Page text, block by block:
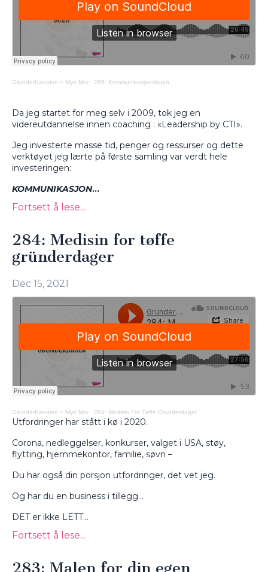
GrunderKanalen + Mye Mer · 285: Kommunikasjonsbuen
Da jeg startet for meg selv i 2009, tok jeg en
videreutdannelse innen coaching : «Leadership by CTI».
Jeg investerte masse tid, penger og ressurser og dette
verktøyet jeg lærte på første samling var verdt hele
investeringen:
KOMMUNIKASJON...
Fortsett å lese...
284: Medisin for tøffe
gründerdager
Dec 15, 2021
GrunderKanalen + Mye Mer · 284: Medisin For Tøffe Grunderdager
Utfordringer har stått i kø i 2020.
Corona, nedleggelser, konkurser, valget i USA, støy,
flytting, hjemmekontor, familie, søvn –
Du har også din porsjon utfordringer, det vet jeg.
Og har du en business i tillegg…
DET er ikke LETT...
Fortsett å lese...
283: Malen for din egen